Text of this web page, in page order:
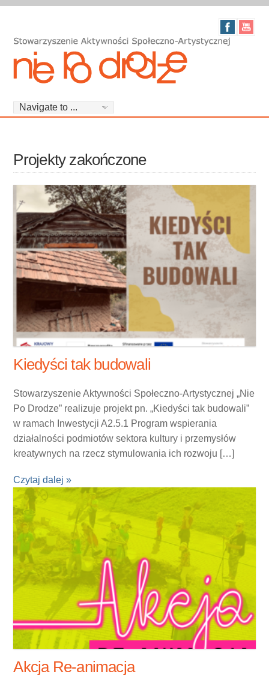
Projekty zakończone
Kiedyści tak budowali
Stowarzyszenie Aktywności Społeczno-Artystycznej „Nie
Po Drodze” realizuje projekt pn. „Kiedyści tak budowali”
w ramach Inwestycji A2.5.1 Program wspierania
działalności podmiotów sektora kultury i przemysłów
kreatywnych na rzecz stymulowania ich rozwoju […]
Czytaj dalej »
Akcja Re-animacja